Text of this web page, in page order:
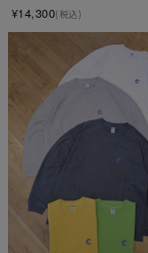
¥14,300(税込)